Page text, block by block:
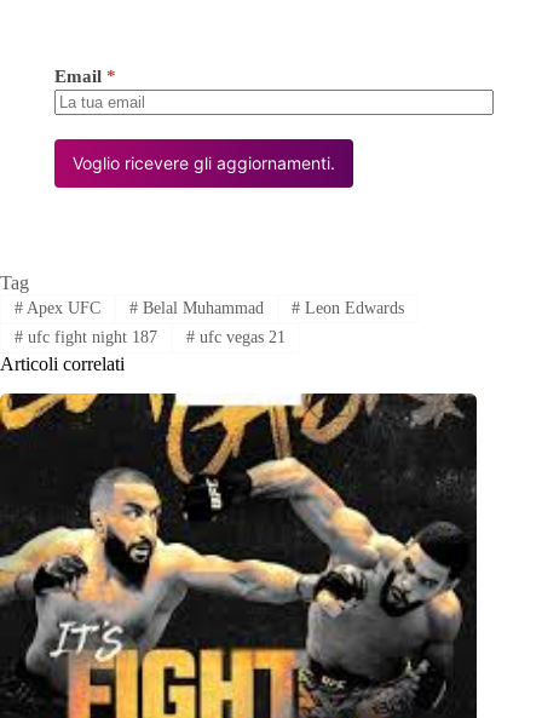
Email *
Voglio ricevere gli aggiornamenti.
Tag
#Apex UFC #Belal Muhammad # Leon Edwards
#ufc fight night 187 #ufc vegas 21
Articoli correlati